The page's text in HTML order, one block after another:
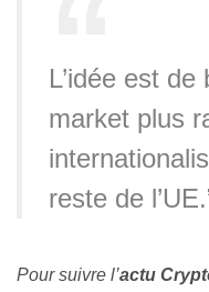
L’idée est de
market plus
reste de
Pour suivre l’actu